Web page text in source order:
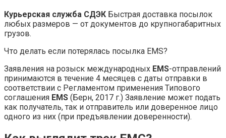
Курьерская служба СДЭК Быстрая доставка посылок
любых размеров — от документов до крупногабаритных
грузов.
Что делать если потерялась посылка EMS?
Заявления на розыск международных EMS-отправлений
принимаются в течение 4 месяцев с даты отправки в
соответствии с Регламентом применения Типового
соглашения EMS (Берн, 2017 г.) Заявление может подать
как получатель, так и отправитель или доверенное лицо
одного из них (при предъявлении доверенности).